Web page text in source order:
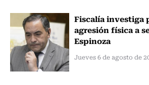
Fiscalía investiga
agresión física a
Espinoza
Jueves 6 de agosto de